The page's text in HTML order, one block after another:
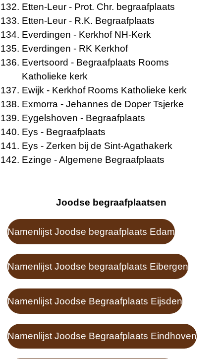
Etten-Leur - Prot. Chr. begraafplaats
Etten-Leur - R.K. Begraafplaats
Everdingen - Kerkhof NH-Kerk
Everdingen - RK Kerkhof
Evertsoord - Begraafplaats Rooms
Katholieke kerk
Ewijk - Kerkhof Rooms Katholieke kerk
Exmorra - Jehannes de Doper Tsjerke
Eygelshoven - Begraafplaats
Eys - Begraafplaats
Eys - Zerken bij de Sint-Agathakerk
Ezinge - Algemene Begraafplaats
Joodse begraafplaatsen
Namenlijst Joodse begraafplaats Edam
Namenlijst Joodse begraafplaats Eibergen
Namenlijst Joodse Begraafplaats Eijsden
Namenlijst Joodse Begraafplaats Eindhoven